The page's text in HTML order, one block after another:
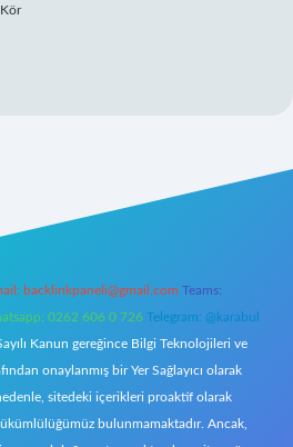
Kör
backlinkpaneli@gmail.com Teams:
0262 606 0 726 Telegram: @karabul
Kanun gereğince Bilgi Teknolojileri ve
onaylanmış bir Yer Sağlayıcı olarak
sitedeki içerikleri proaktif olarak
bulunmamaktadır. Ancak,